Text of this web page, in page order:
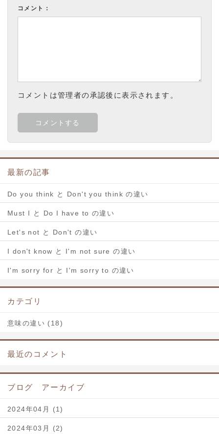
コメント：
コメントは管理者の承認後に表示されます。
最新の記事
Do you think と Don't you think の違い
Must I と Do I have to の違い
Let's not と Don't の違い
I don't know と I'm not sure の違い
I'm sorry for と I'm sorry to の違い
カテゴリ
意味の違い (18)
最近のコメント
ブログ アーカイブ
2024年04月 (1)
2024年03月 (2)